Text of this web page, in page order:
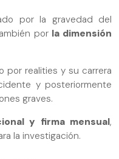
por la gravedad del
por la dimensión
por realities y su carrera
y posteriormente
graves.
y firma mensual,
la investigación.